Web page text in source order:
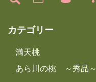
カテゴリー
満天桃
あら川の桃 ～秀品～